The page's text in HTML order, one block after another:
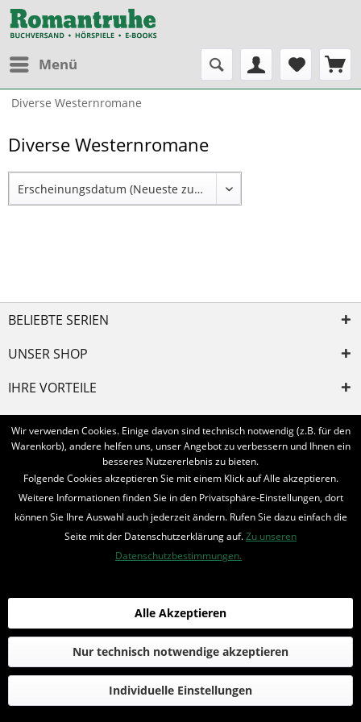
Menü
Diverse Westernromane
Diverse Westernromane
BELIEBTE SERIEN
UNSER SHOP
IHRE VORTEILE
INFORMIERT BLEIBEN
Bestellung widerrufen
* Alle Preise inkl. MwSt. und zzgl. Bearbeitungspauschale
© 2016-2022 Romantruhe - Buchversand, Joachim Otto
die profilschmiede - Internetagentur
Wir verwenden Cookies. Einige davon sind technisch notwendig (z.B. für den
Warenkorb), andere helfen uns, unser Angebot zu verbessern und Ihnen ein
besseres Nutzererlebnis zu bieten.
Folgende Cookies akzeptieren Sie mit einem Klick auf Alle akzeptieren.
Weitere Informationen finden Sie in den Privatsphäre-Einstellungen, dort
können Sie Ihre Auswahl auch jederzeit ändern. Rufen Sie dazu einfach die
Seite mit der Datenschutzerklärung auf.Zu unseren
Datenschutzbestimmungen.
Individuelle Einstellungen
Nur technisch notwendige akzeptieren
Alle Akzeptieren